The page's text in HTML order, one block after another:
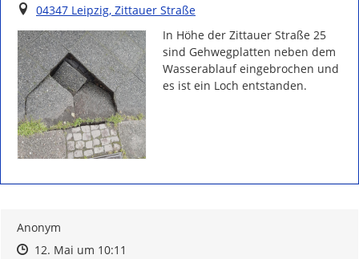
Ort
04347 Leipzig, Zittauer Straße
In Höhe der Zittauer Straße 25
sind Gehwegplatten neben dem
Wasserablauf eingebrochen und
es ist ein Loch entstanden.
Anonym
Zeitpunkt des Erstellens
Zeitpunkt des Erstellens
12. Mai um 10:11